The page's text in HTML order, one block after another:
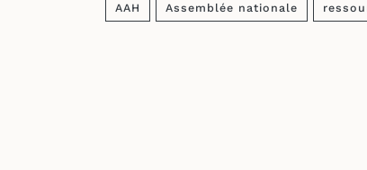
AAH Assemblée nationale